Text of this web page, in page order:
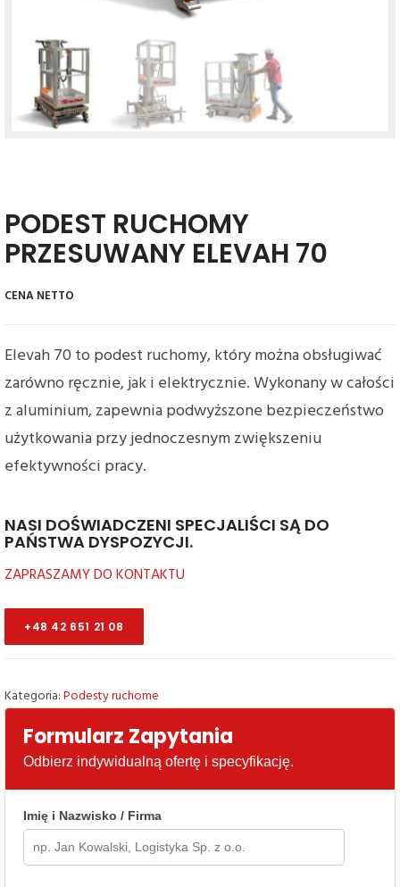
PODEST RUCHOMY
PRZESUWANY ELEVAH 70
Elevah 70 to podest ruchomy, który można obsługiwać
zarówno ręcznie, jak i elektrycznie. Wykonany w całości
z aluminium, zapewnia podwyższone bezpieczeństwo
użytkowania przy jednoczesnym zwiększeniu
efektywności pracy.
NASI DOŚWIADCZENI SPECJALIŚCI SĄ DO
PAŃSTWA DYSPOZYCJI.
ZAPRASZAMY DO KONTAKTU
+48 42 651 21 08
Kategoria:Podesty ruchome
Formularz Zapytania
Odbierz indywidualną ofertę i specyfikację.
Imię i Nazwisko / Firma